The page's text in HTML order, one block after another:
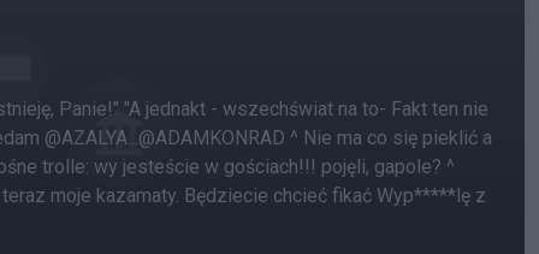
Panie!" "A jednakt - wszechświat na to- Fakt ten nie
@AZALYA...@ADAMKONRAD ^ Nie ma co się pieklić a
trolle: wy jesteście w gościach!!! pojęli, gapole? ^
moje kazamaty. Będziecie chcieć fikać Wyp*****lę z